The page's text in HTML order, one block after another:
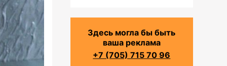
Здесь могла бы быть
ваша реклама
+7 (705) 715 70 96